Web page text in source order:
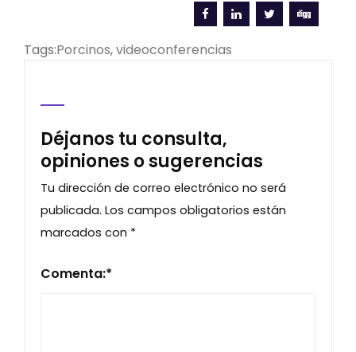
Tags:Porcinos,videoconferencias
Déjanos tu consulta,
opiniones o sugerencias
Tu dirección de correo electrónico no será
publicada. Los campos obligatorios están
marcados con *
Comenta:*